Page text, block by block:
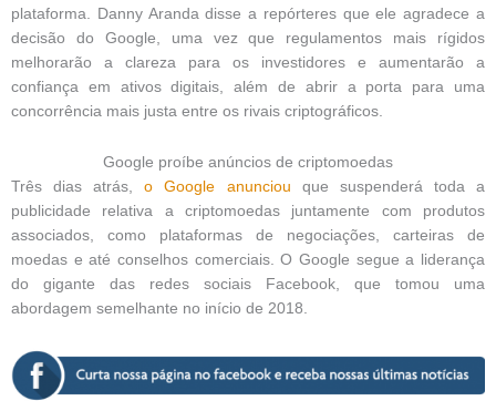
plataforma. Danny Aranda disse a repórteres que ele agradece a
decisão do Google, uma vez que regulamentos mais rígidos
melhorarão a clareza para os investidores e aumentarão a
confiança em ativos digitais, além de abrir a porta para uma
concorrência mais justa entre os rivais criptográficos.
Google proíbe anúncios de criptomoedas
Três dias atrás,o Google anunciou que suspenderá toda a
publicidade relativa a criptomoedas juntamente com produtos
associados, como plataformas de negociações, carteiras de
moedas e até conselhos comerciais. O Google segue a liderança
do gigante das redes sociais Facebook, que tomou uma
abordagem semelhante no início de 2018.